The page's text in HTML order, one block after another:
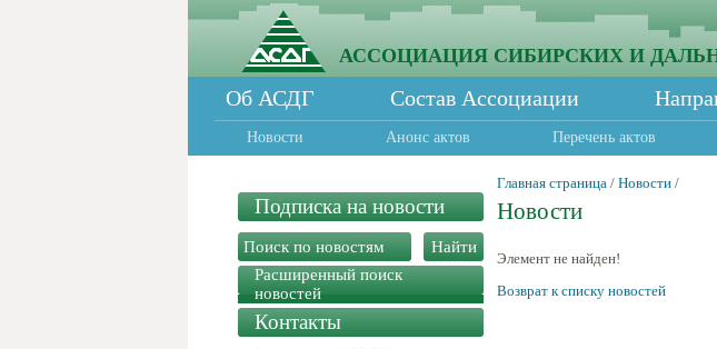
АССОЦИАЦИЯ СИБИРСКИХ И
Об АСДГ Состав Ассоциации
Новости Анонс актов Перечень актов
Подписка на новости
Расширенный поиск
новостей
Контакты
Главная страница / Новости /
Новости
Элемент не найден!
Возврат к списку новостей